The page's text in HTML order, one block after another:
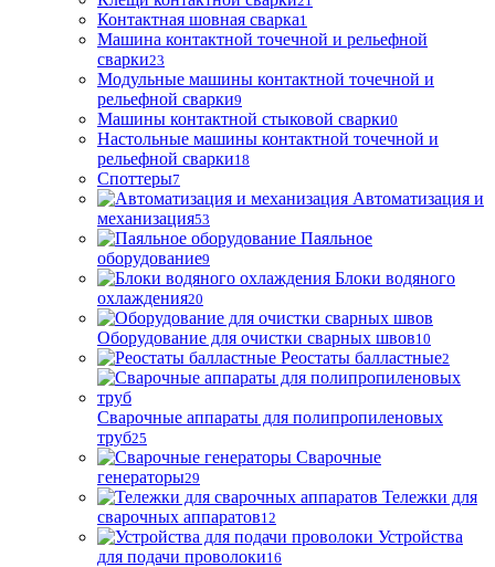
Контактная шовная сварка1
Машина контактной точечной и рельефной
сварки23
Модульные машины контактной точечной и
рельефной сварки9
Машины контактной стыковой сварки0
Настольные машины контактной точечной и
рельефной сварки18
Споттеры7
Автоматизация и
механизация53
Паяльное
оборудование9
Блоки водяного
охлаждения20
Оборудование для очистки сварных швов10
Реостаты балластные2
Сварочные аппараты для полипропиленовых
труб25
Сварочные
генераторы29
Тележки для
сварочных аппаратов12
Устройства
для подачи проволоки16